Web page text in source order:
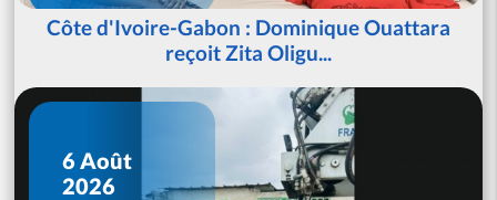
Côte d'Ivoire-Gabon : Dominique Ouattara
reçoit Zita Oligu...
6 Août
2026